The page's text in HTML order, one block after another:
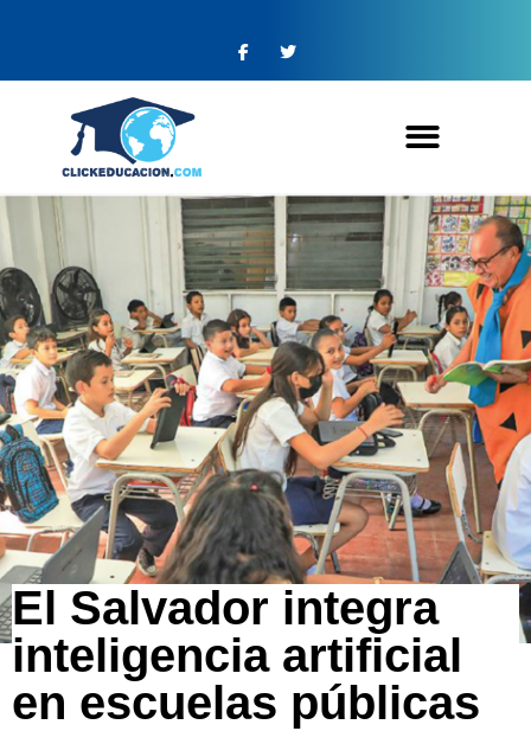
El Salvador integra
inteligencia artificial
en escuelas públicas